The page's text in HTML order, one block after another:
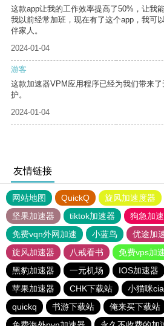
这款app让我的工作效率提高了50%，让我
我以前经常加班，现在有了这个app，我可
伴家人。
2024-01-04
游客
这款加速器VPM应用程序已经为我们带来
护。
2024-01-04
友情链接
网站地图 QuickQ 旋风加速度器
坚果加速器
tiktok加速器
狗急加
免费vqn外网加速
小蓝鸟 优途加
旋风加速器
八戒看书
免费vps加
黑豹加速器
一元机场 IOS加速器
苹果加速器
CHK下载站 小猫咪
quickq
书游下载站 俺来买下载站